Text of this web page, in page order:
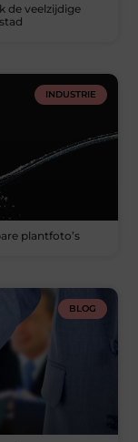
de veelzijdige
INDUSTRIE
plantfoto’s
BLOG